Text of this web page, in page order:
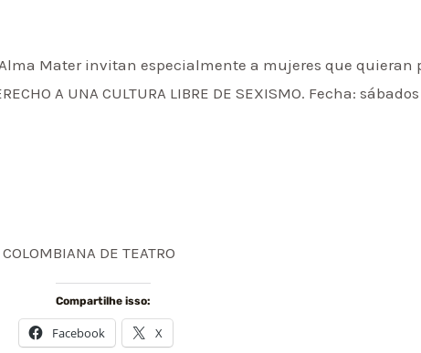
Alma Mater invitan especialmente a mujeres que quieran
A UNA CULTURA LIBRE DE SEXISMO. Fecha: sábados
DE TEATRO
Compartilhe isso:
Facebook X